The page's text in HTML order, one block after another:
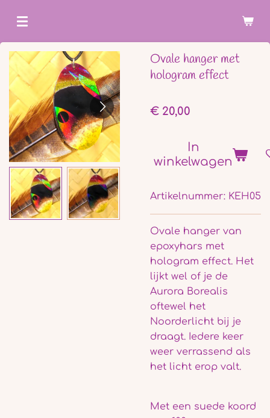
direct
naar
de
hoofdinhoud
Ovale hanger met
hologram effect
€ 20,00
In
winkelwagen
Artikelnummer: KEH05
Ovale hanger van
epoxyhars met
hologram effect. Het
lijkt wel of je de
Aurora Borealis
oftewel het
Noorderlicht bij je
draagt. Iedere keer
weer verrassend als
het licht erop valt.
Met een suede koord